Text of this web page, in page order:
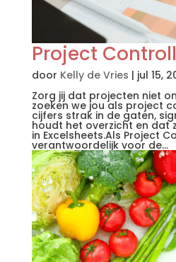
Project
door Kelly de Vries | jul 15,
Zorg jij dat projecten niet
zoeken we jou als project
cijfers strak in de gaten,
houdt het overzicht en dat
in Excelsheets.Als Project
verantwoordelijk voor de...